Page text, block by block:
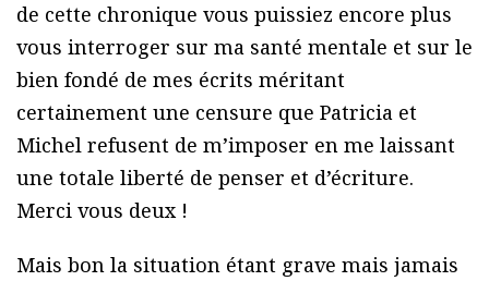
de cette chronique vous puissiez encore plus
vous interroger sur ma santé mentale et sur le
bien fondé de mes écrits méritant
certainement une censure que Patricia et
Michel refusent de m’imposer en me laissant
une totale liberté de penser et d’écriture.
Merci vous deux !
Mais bon la situation étant grave mais jamais